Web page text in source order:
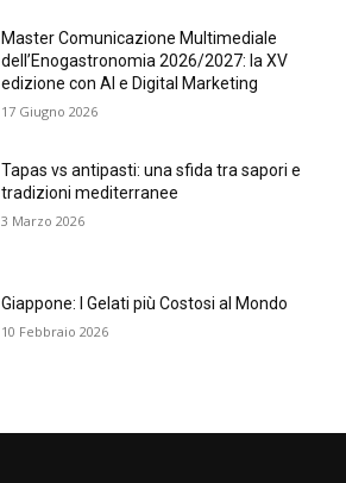
Master Comunicazione Multimediale
dell’Enogastronomia 2026/2027: la XV
edizione con AI e Digital Marketing
17 Giugno 2026
Tapas vs antipasti: una sfida tra sapori e
tradizioni mediterranee
3 Marzo 2026
Giappone: I Gelati più Costosi al Mondo
10 Febbraio 2026